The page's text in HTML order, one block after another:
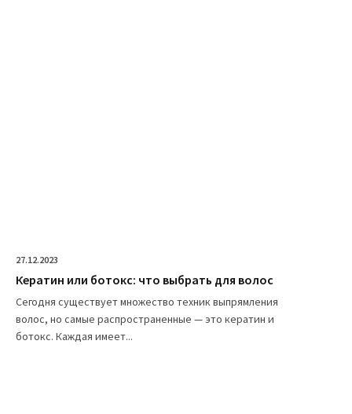
27.12.2023
Кератин или ботокс: что выбрать для волос
Сегодня существует множество техник выпрямления
волос, но самые распространенные — это кератин и
ботокс. Каждая имеет...